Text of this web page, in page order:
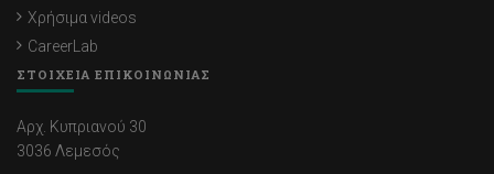
Χρήσιμα videos
CareerLab
ΣΤΟΙΧΕΙΑ ΕΠΙΚΟΙΝΩΝΙΑΣ
Αρχ. Κυπριανού 30
3036 Λεμεσός